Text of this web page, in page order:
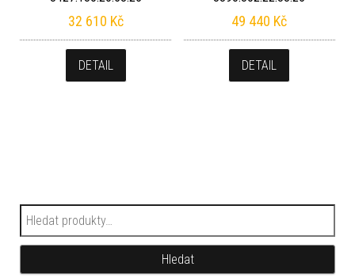
32 610 Kč
DETAIL
49 440 Kč
DETAIL
Hledat:
Hledat